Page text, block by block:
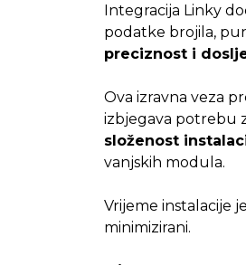
Integracija Linky
podatke brojila,
preciznost i
Ova izravna veza
izbjegava potrebu
složenost
vanjskih modula.
Vrijeme instalacije
minimizirani.